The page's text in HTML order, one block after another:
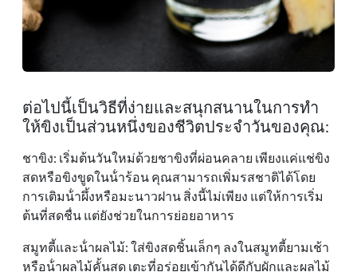
ต่อไปนี้เป็นวิธีที่ง่ายและสนุกสนานในการทํา
ให้ขิงเป็นส่วนหนึ่งของชีวิตประจําวันของคุณ:
ชาขิง: เริ่มต้นวันใหม่ด้วยชาขิงที่ผ่อนคลาย เพียงแค่แช่ขิง
สดหรือขิงขูดในน้ําร้อน คุณสามารถเพิ่มรสชาติได้โดย
การเติมน้ําผึ้งหรือมะนาวฝาน สิ่งนี้ไม่เพียง แต่ให้การเริ่ม
ต้นที่สดชื่น แต่ยังช่วยในการย่อยอาหาร
สมูทตี้และน้ําผลไม้: ใส่ขิงสดชิ้นเล็กๆ ลงในสมูทตี้ยามเช้า
หรือน้ําผลไม้คั้นสด เตะที่อร่อยเข้ากันได้ดีกับผักและผลไม้